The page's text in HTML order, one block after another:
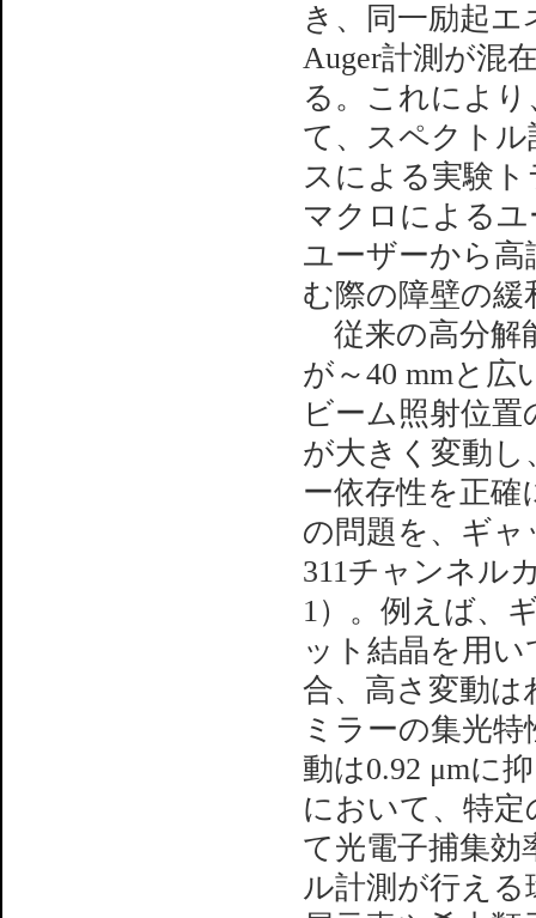
き、同一励起
Auger計測が混
る。これによ
て、スペクト
スによる実験
マクロによる
ユーザーから
む際の障壁の
従来の高分解
が～40 mmと
ビーム照射位
が大きく変動し
ー依存性を正
の問題を、ギャ
311チャンネル
1）。例えば、
ット結晶を用い
合、高さ変動は
ミラーの集光
動は0.92 μmに
において、特定
て光電子捕集効
ル計測が行え